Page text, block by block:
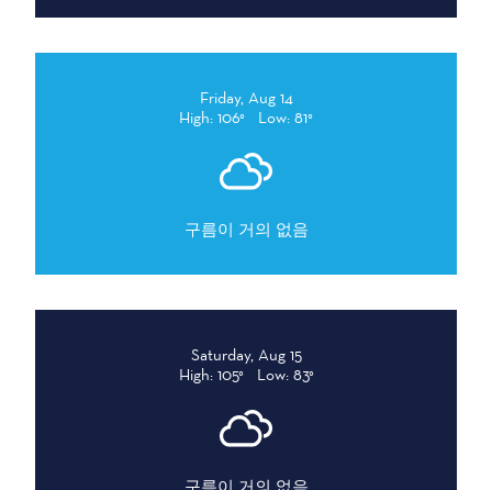
Friday, Aug 14
High: 106°
Low: 81°
구름이 거의 없음
Saturday, Aug 15
High: 105°
Low: 83°